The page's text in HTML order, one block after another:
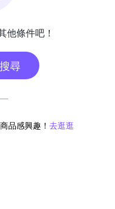
他條件吧！
尋
品感興趣！ 去逛逛